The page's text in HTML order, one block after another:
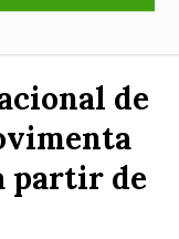
de
partir de